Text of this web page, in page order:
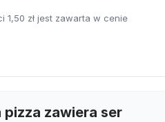
1,50 zł jest zawarta w cenie
pizza zawiera ser